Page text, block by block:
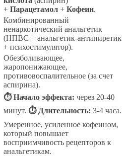
+ Парацетамол + Кофеин.
Комбинированный
ненаркотический анальгетик
(НПВС + анальгетик-антипиретик
+ психостимулятор).
Обезболивающее,
жаропонижающее,
противовоспалительное (за счет
аспирина).
⏱ Начало эффекта: через 20-40
минут. ⏱ Длительность: 3-4 часа.
Умеренное, усиленное кофеином,
который повышает
восприимчивость рецепторов к
анальгетикам.